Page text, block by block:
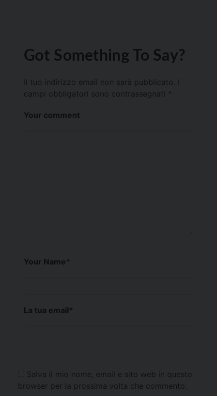
Got Something To Say?
Il tuo indirizzo email non sarà pubblicato.
campi obbligatori sono contrassegnati *
Your comment
Your Name*
La tua email*
Salva il mio nome, email e sito web in questo
browser per la prossima volta che commento.